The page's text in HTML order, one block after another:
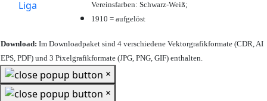
Vereinsfarben: Schwarz-Weiß;
1910 = aufgelöst
Download: Im Downloadpaket sind 4 verschiedene Vektorgrafikformate (CDR, AI
EPS, PDF) und 3 Pixelgrafikformate (JPG, PNG, GIF) enthalten.
×
×